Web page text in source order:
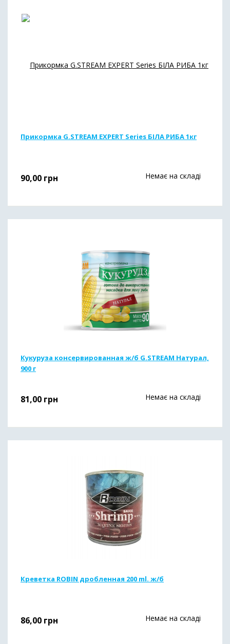
Прикормка G.STREAM EXPERT Series БIЛА РИБА 1кг
90,00 грн Немає на складі
Кукуруза консервированная ж/б G.STREAM Натурал,
900 г
81,00 грн Немає на складі
Креветка ROBIN дробленная 200 ml. ж/б
86,00 грн Немає на складі